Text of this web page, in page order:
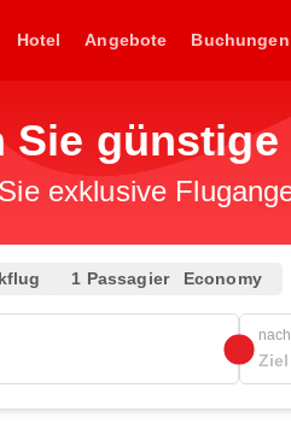
Hotel Angebote Buchungen
Sie
exklusive
1 Passagier Economy
nach